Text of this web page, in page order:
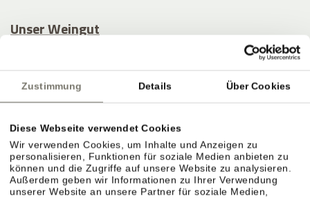
Zustimmung Details Über Cookies
Diese Webseite verwendet Cookies
Wir verwenden Cookies, um Inhalte und Anzeigen zu
personalisieren, Funktionen für soziale Medien anbieten zu
können und die Zugriffe auf unsere Website zu analysieren.
Außerdem geben wir Informationen zu Ihrer Verwendung
unserer Website an unsere Partner für soziale Medien,
Unser Weingut
Verwöhnen Sie Ihre Liebsten mit einem
Geschenkgutschein
vom Stroblhof – gerne auch
mit einer Weinverkostung und/oder einem
Abendessen – oder schenken Sie sich selbst ein
Last-Minute-Erlebnisoder einPaket im Angebot